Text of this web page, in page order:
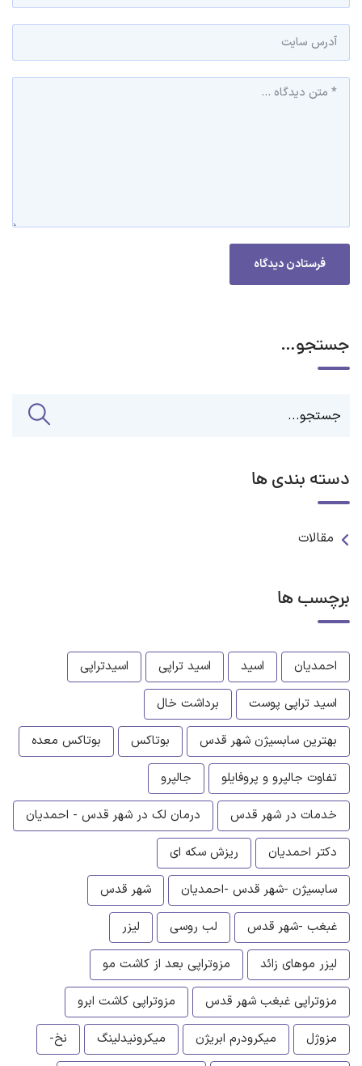
جستجو…
دسته بندی ها
مقالات
برچسب ها
احمدیان اسید اسید تراپی
اسیدتراپی
اسید تراپی پوست
برداشت خال
بهترین سابسیژن شهر قدس
بوتاکس
بوتاکس معده
تفاوت جالپرو و پروفایلو
جالپرو
خدمات در شهر قدس
درمان لک در شهر قدس - احمدیان
دکتر احمدیان
ریزش سکه ای
سابسیژن -شهر قدس -احمدیان
شهر قدس
غبغب -شهر قدس
لب روسی
لیزر
لیزر موهای زائد
مزوتراپی بعد از کاشت مو
مزوتراپی غبغب شهر قدس
مزوتراپی کاشت ابرو
مزوژل
میکرودرم ابریژن میکرونیدلینگ
نخ-